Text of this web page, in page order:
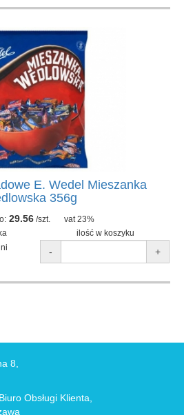
E. Wedel Mieszanka
356g
29.56 /szt.
vat 23%
ilość w koszyku
- +
8,
Obsługi Klienta,